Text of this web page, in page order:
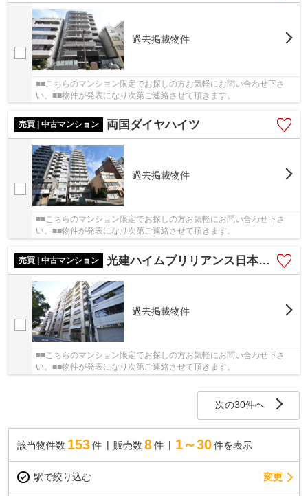
過去掲載物件
■■こちらのマンション限定でお探しの方お気軽にお問い合わせ下さ
い。■■物件が発表になり次第ご連絡させて頂きます。
売買 | 中古マンション 両国ダイヤハイツ
過去掲載物件
■■こちらのマンション限定でお探しの方お気軽にお問い合わせ下さ
い。■■物件が発表になり次第ご連絡させて頂きます。
売買 | 中古マンション 光建ハイムブリリアンス日本橋浜町五番館
過去掲載物件
■■こちらのマンション限定でお探しの方お気軽にお問い合わせ下さ
い。■■物件が発表になり次第ご連絡させて頂きます。
次の30件へ
該当物件数 153件 販売数 8 件 1～30 件を表示
駅で絞り込む 変更